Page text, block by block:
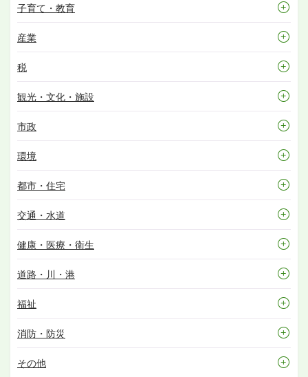
子育て・教育
産業
税
観光・文化・施設
市政
環境
都市・住宅
交通・水道
健康・医療・衛生
道路・川・港
福祉
消防・防災
その他